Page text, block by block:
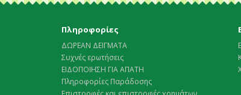
Πληροφορίες
ΔΩΡΕΑΝ ΔΕΙΓΜΑΤΑ
Συχνές ερωτήσεις
ΕΙΔΟΠΟΙΗΣΗ ΓΙΑ ΑΠΑΤΗ
Πληροφορίες Παράδοσης